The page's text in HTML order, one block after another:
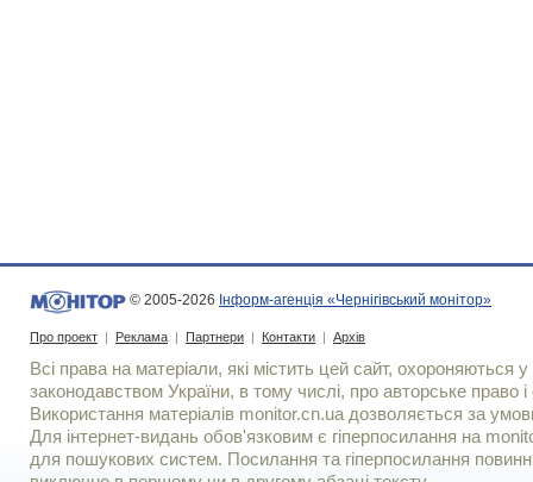
© 2005-2026 Інформ-агенція «Чернігівський монітор»
Про проект | Реклама | Партнери | Контакти | Архів
Всі права на матеріали, які містить цей сайт, охороняються у
законодавством України, в тому числі, про авторське право і
Використання матерiалiв monitor.cn.ua дозволяється за
Для iнтернет-видань обов'язковим є гiперпосилання на
для пошукових систем. Посилання та гіперпосилання